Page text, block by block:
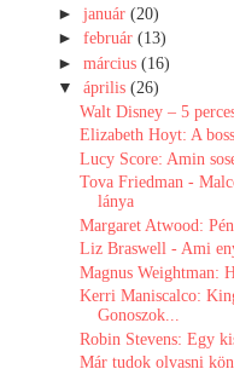
►január(20)
►február(13)
►március(16)
▼ április(26)
Walt ​Disney – 5
Elizabeth Hoyt: A
Lucy Score: Amin
Tova Friedman -
lánya
Margaret Atwood:
Liz Braswell - Ami
Magnus Weightman:
Kerri Maniscalco:
Gonoszok...
Robin Stevens: Egy
Már tudok olvasni